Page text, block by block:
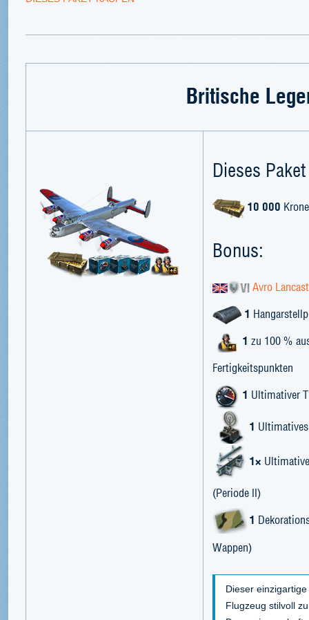
Britische
Dieses
10 000
Bonus:
Avro
1
1 zu 100 %
Fertigkeitspunkten
1 Ultimativer
1
1×
(Periode II)
1
Wappen)
Dieser
Flugzeug stilvoll